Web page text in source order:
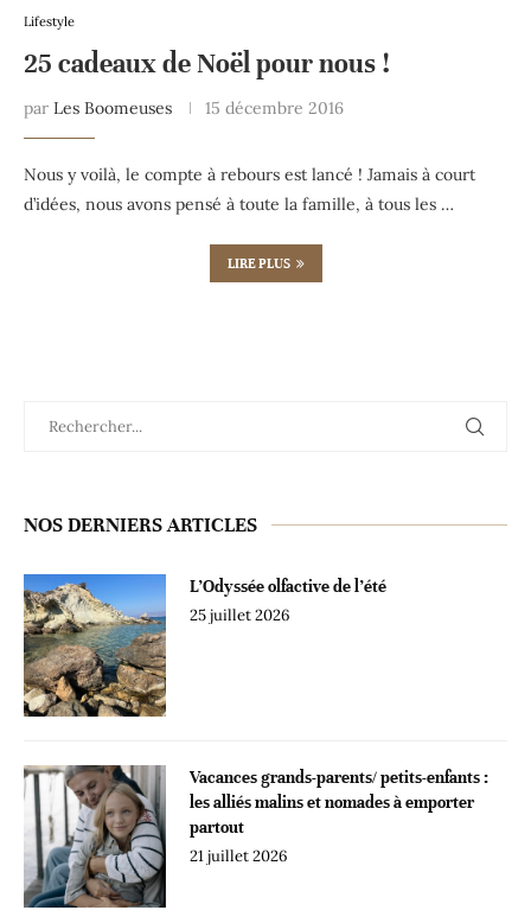
Lifestyle
25 cadeaux de Noël pour nous !
par Les Boomeuses 15 décembre 2016
Nous y voilà, le compte à rebours est lancé ! Jamais à court
d’idées, nous avons pensé à toute la famille, à tous les …
LIRE PLUS
NOS DERNIERS ARTICLES
L’Odyssée olfactive de l’été
25 juillet 2026
Vacances grands-parents/ petits-enfants :
les alliés malins et nomades à emporter
partout
21 juillet 2026